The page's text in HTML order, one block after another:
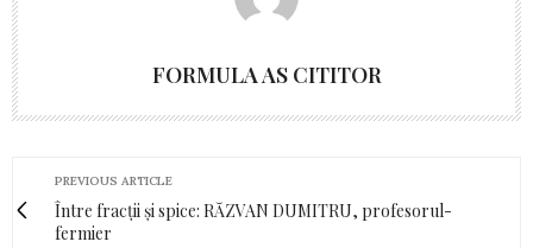
FORMULA AS CITITOR
PREVIOUS ARTICLE
Între fracții și spice: RĂZVAN DUMITRU, profesorul-
fermier